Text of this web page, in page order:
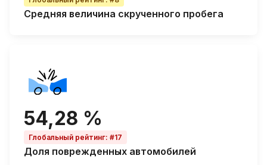
Средняя величина скрученного пробега
54,28 %
Глобальный рейтинг: #17
Доля поврежденных автомобилей